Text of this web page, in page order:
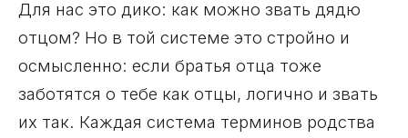
Для нас это дико: как можно звать дядю
отцом? Но в той системе это стройно и
осмысленно: если братья отца тоже
заботятся о тебе как отцы, логично и звать
их так. Каждая система терминов родства